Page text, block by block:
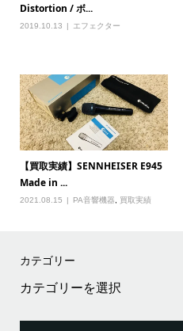
Distortion / ボ...
2019.10.13 エフェクター
【買取実績】SENNHEISER E945
Made in ...
2021.08.15 PA音響機器 買取実績
カテゴリー
カ
テ
リ